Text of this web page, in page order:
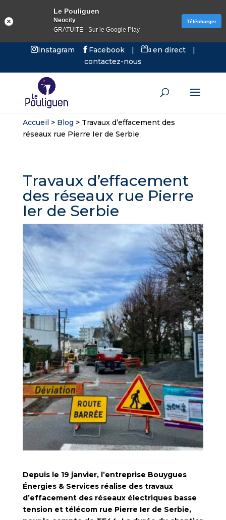
Instagram Facebook | en direct
|
contactez-nous
Accueil> Blog > Travaux d’effacement des
réseaux rue Pierre Ier de Serbie
Travaux d’effacement
des réseaux rue Pierre
Ier de Serbie
Depuis le 19 janvier, l’entreprise Bouygues
Énergies & Services réalise des travaux
d’effacement des réseaux électriques basse
tension et télécom rue Pierre Ier de Serbie,
Le Pouliguen
Neocity
GRATUITE - Sur le Google Play
Télécharger